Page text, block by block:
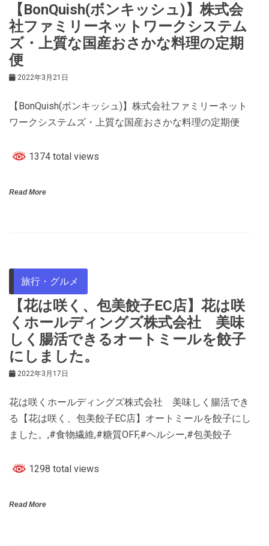
【BonQuish(ボンキッシュ)】株式会
社ファミリーネットワークシステム
ズ・上質な国産おさかな料理の定期
便
2022年3月21日
【BonQuish(ボンキッシュ)】株式会社ファミリーネット
ワークシステムズ・上質な国産おさかな料理の定期便
1374 total views
Read More
旅行・グルメ
【花は咲く、包美餃子EC店】花は咲
くホールディングズ株式会社 美味
しく腸活できるオートミールを餃子
にしました。
2022年3月17日
花は咲くホールディングズ株式会社 美味しく腸活でき
る【花は咲く、包美餃子EC店】オートミールを餃子にし
ました。,#食物繊維,#糖質OFF,#ヘルシー,#包美餃子
1298 total views
Read More